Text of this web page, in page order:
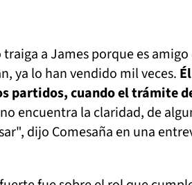
a James porque es
ya lo han vendido mil veces.
partidos, cuando el trámite
encuentra la claridad, de
dijo Comesaña en una